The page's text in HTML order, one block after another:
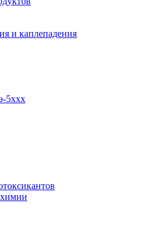
и каплепадения
5ххх